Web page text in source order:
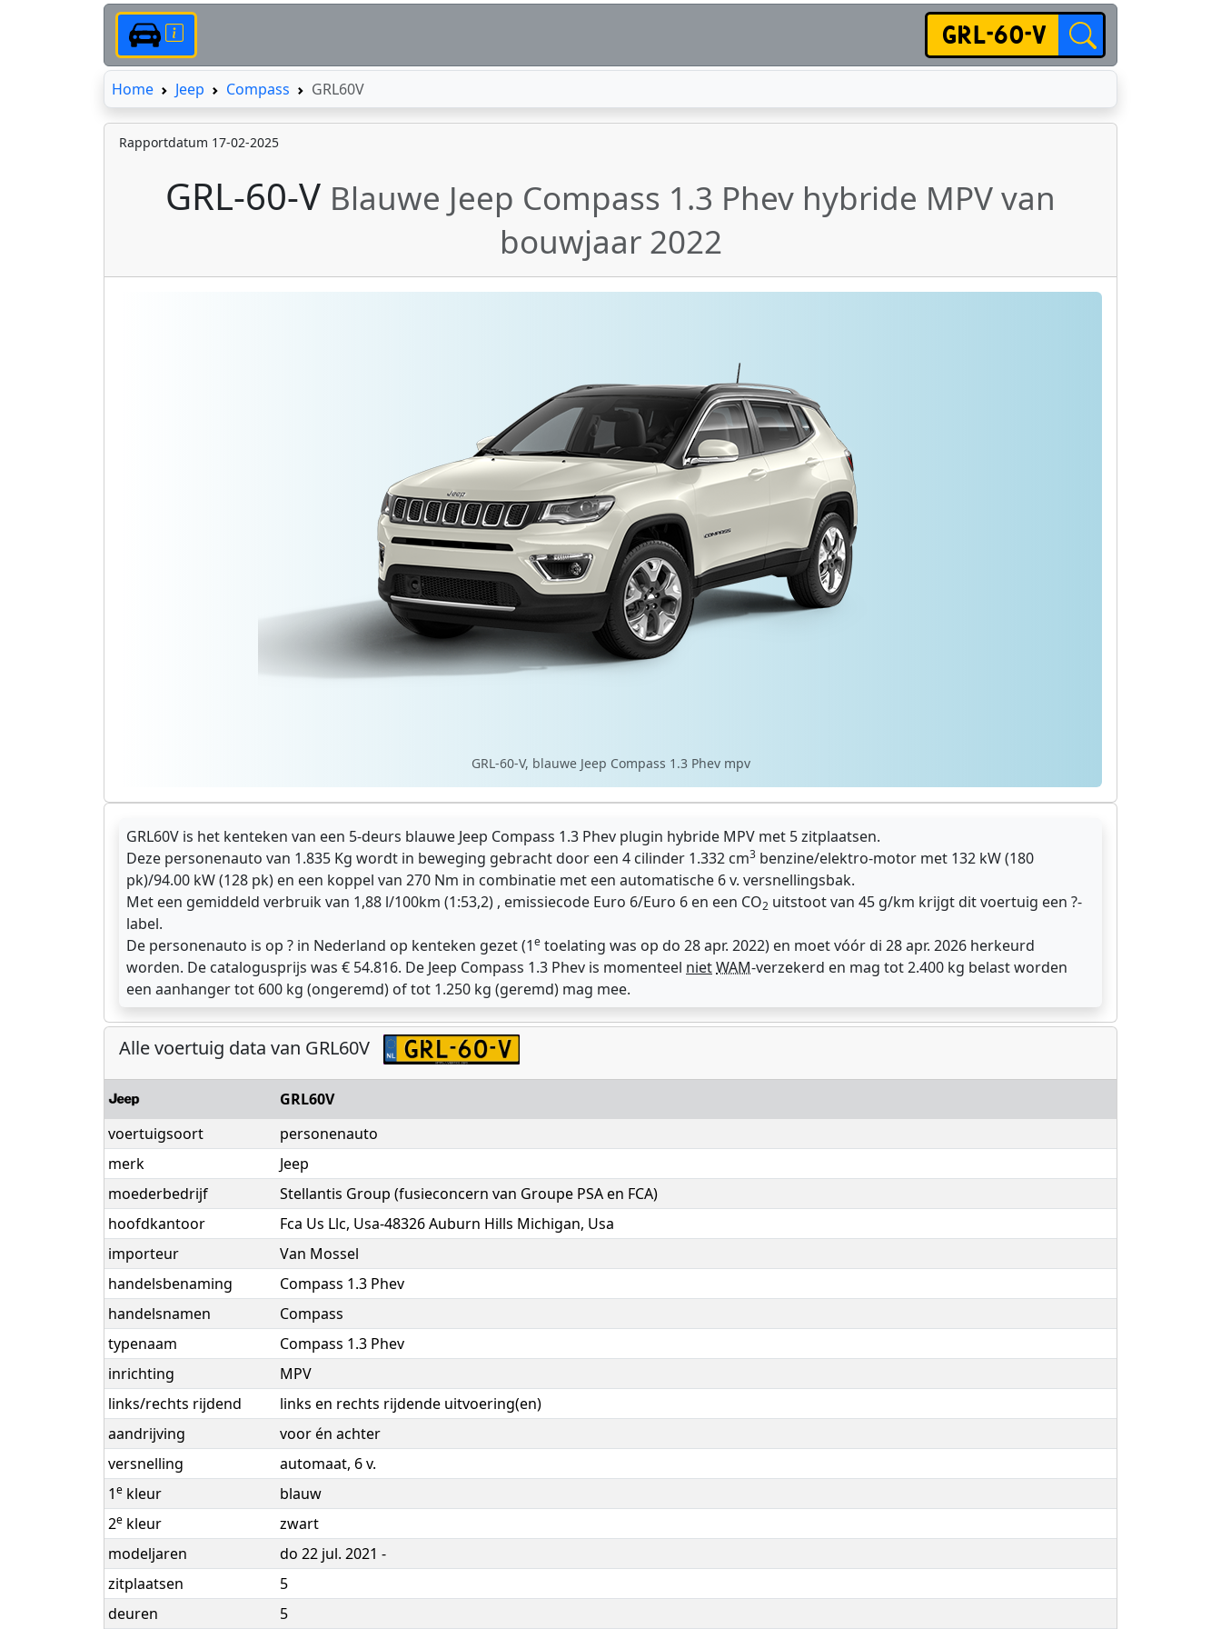
HomeHome
Jeep Compass GRL60V
Rapportdatum 17-02-2025
GRL-60-V Blauwe Jeep Compass 1.3 Phev hybride MPV van
bouwjaar 2022
GRL-60-V, blauwe Jeep Compass 1.3 Phev mpv
GRL60V is het kenteken van een 5-deurs blauwe Jeep Compass 1.3 Phev plugin hybride MPV met 5 zitplaatsen.
Deze personenauto van 1.835 Kg wordt in beweging gebracht door een 4 cilinder 1.332 cm3 benzine/elektro-motor met 132 kW (180
pk)/94.00 kW (128 pk) en een koppel van 270 Nm in combinatie met een automatische 6 v. versnellingsbak.
Met een gemiddeld verbruik van 1,88 l/100km (1:53,2) , emissiecode Euro 6/Euro 6 en een CO2 uitstoot van 45 g/km krijgt dit voertuig een ?-
label.
De personenauto is op ? in Nederland op kenteken gezet (1e toelating was op do 28 apr. 2022) en moet vóór di 28 apr. 2026 herkeurd
worden. De catalogusprijs was € 54.816. De Jeep Compass 1.3 Phev is momenteel nietWAM-verzekerd en mag tot 2.400 kg belast worden
een aanhanger tot 600 kg (ongeremd) of tot 1.250 kg (geremd) mag mee.
Alle voertuig data van GRL60V
GRL60V
voertuigsoort
personenauto
merk
Jeep
moederbedrijf
Stellantis Group (fusieconcern van Groupe PSA en FCA)
hoofdkantoor
Fca Us Llc, Usa-48326 Auburn Hills Michigan, Usa
importeur
Van Mossel
handelsbenaming
Compass 1.3 Phev
handelsnamen
Compass
typenaam
Compass 1.3 Phev
inrichting
MPV
links/rechts rijdend
links en rechts rijdende uitvoering(en)
aandrijving
voor én achter
versnelling
automaat, 6 v.
1e kleur
blauw
2e kleur
zwart
modeljaren
do 22 jul. 2021 -
zitplaatsen
5
deuren
5